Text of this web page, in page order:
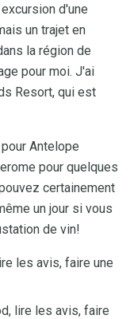
d'une
un trajet en
la région de
pour moi. J'ai
Resort, qui est
Antelope
pour quelques
certainement
un jour si vous
de vin!
les avis, faire une
lire les avis, faire